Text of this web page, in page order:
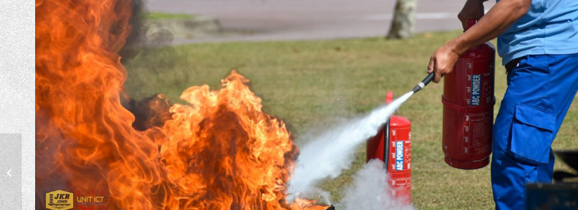
PELANTIKAN PENGARAH
JABATAN KERJA RAYA
NEGERI JOHOR